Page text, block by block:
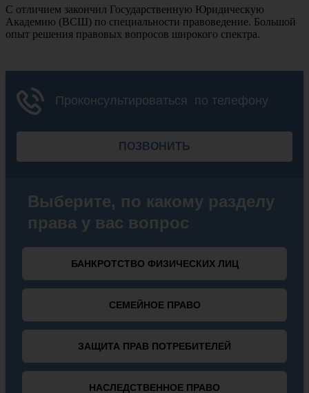
С отличием закончил Государственную Юридическую
Академию (ВСШ) по специальности правоведение. Большой
опыт решения правовых вопросов широкого спектра.